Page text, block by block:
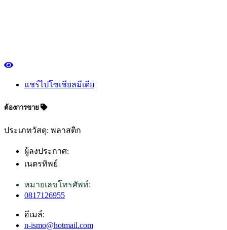
แชร์ไปโซเชียลมีเดีย
ต้องการขาย
ประเภทวัสดุ: พลาสติก
ผู้ลงประกาศ:
เนตรทิพย์
หมายเลขโทรศัพท์:
0817126955
อีเมล์:
n-ismo@hotmail.com